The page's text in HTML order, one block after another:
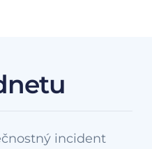
incident